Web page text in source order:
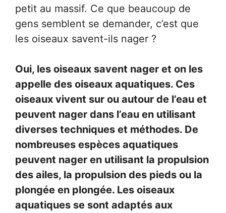
petit au massif. Ce que beaucoup de
gens semblent se demander, c’est que
les oiseaux savent-ils nager ?
Oui, les oiseaux savent nager et on les
appelle des oiseaux aquatiques. Ces
oiseaux vivent sur ou autour de l’eau et
peuvent nager dans l’eau en utilisant
diverses techniques et méthodes. De
nombreuses espèces aquatiques
peuvent nager en utilisant la propulsion
des ailes, la propulsion des pieds ou la
plongée en plongée. Les oiseaux
aquatiques se sont adaptés aux